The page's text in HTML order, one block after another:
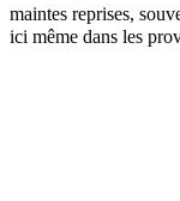
maintes reprises,
ici même dans les